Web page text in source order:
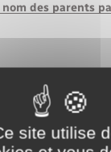
des parents
et formulaires
site utilise